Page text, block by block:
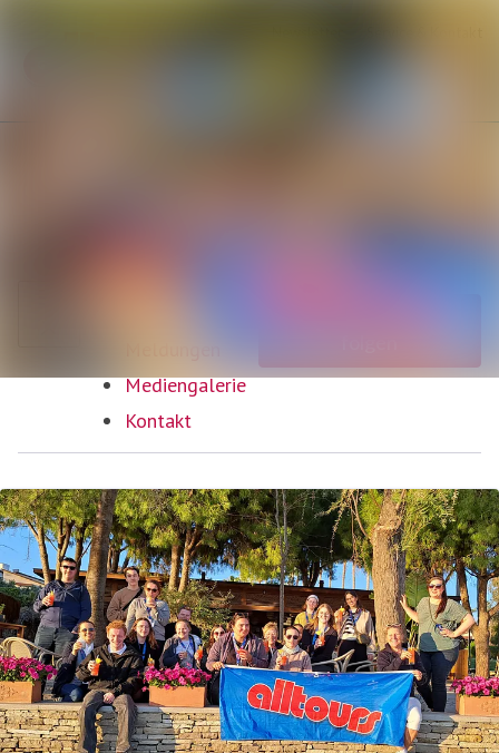
Mediengalerie
Kontakt